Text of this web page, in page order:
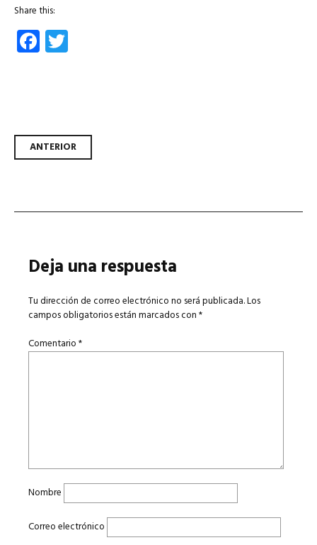
Share this:
Facebook
Navegador de artículos
ANTERIOR
Deja una respuesta
Tu dirección de correo electrónico no será publicada.Los
campos obligatorios están marcados con*
Comentario*
Nombre
Correo electrónico